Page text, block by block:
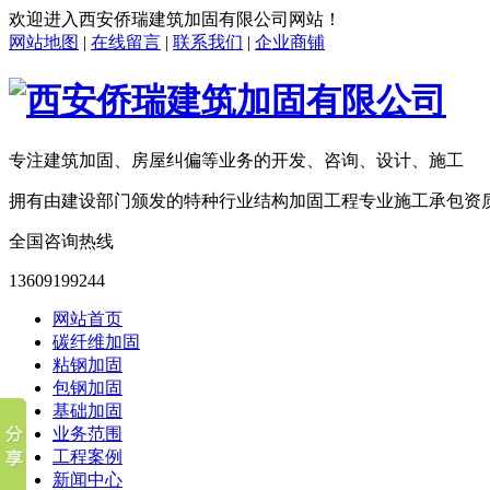
欢迎进入西安侨瑞建筑加固有限公司 网站！
网站地图 | 在线留言 | 联系我们 | 企业商铺
专注建筑加固、房屋纠偏等业务的开发、咨询、设计、施工
拥有由建设部门颁发的特种行业结构加固工程专业施工承包资
全国咨询热线
13609199244
网站首页
碳纤维加固
粘钢加固
包钢加固
基础加固
业务范围
工程案例
新闻中心